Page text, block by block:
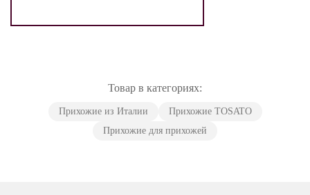
Товар в категориях:
Прихожие из Италии
Прихожие TOSATO
Прихожие для прихожей